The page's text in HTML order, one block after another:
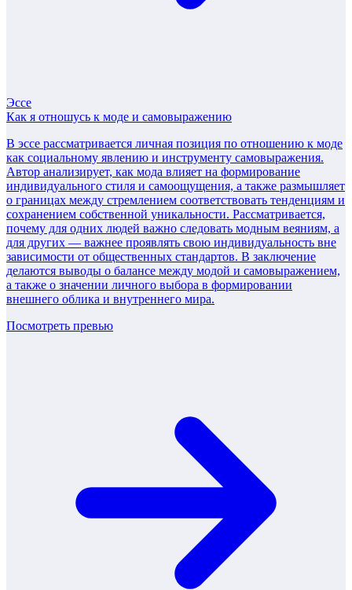
Эссе
Как я отношусь к моде и самовыражению
В эссе рассматривается личная позиция по отношению к моде
как социальному явлению и инструменту самовыражения.
Автор анализирует, как мода влияет на формирование
индивидуального стиля и самоощущения, а также размышляет
о границах между стремлением соответствовать тенденциям и
сохранением собственной уникальности. Рассматривается,
почему для одних людей важно следовать модным веяниям, а
для других — важнее проявлять свою индивидуальность вне
зависимости от общественных стандартов. В заключение
делаются выводы о балансе между модой и самовыражением,
а также о значении личного выбора в формировании
внешнего облика и внутреннего мира.
Посмотреть превью